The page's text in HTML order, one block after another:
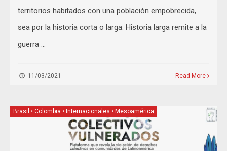
territorios habitados con una población empobrecida,
sea por la historia corta o larga. Historia larga remite a la
guerra …
11/03/2021 Read More
Brasil • Colombia • Internacionales • Mesoamérica